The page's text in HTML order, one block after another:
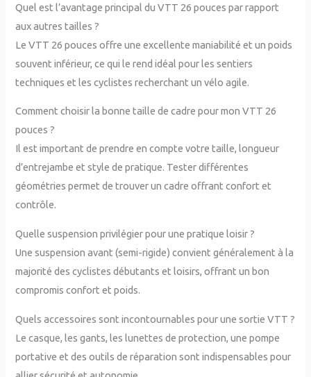
Quel est l’avantage principal du VTT 26 pouces par rapport
aux autres tailles ?
Le VTT 26 pouces offre une excellente maniabilité et un poids
souvent inférieur, ce qui le rend idéal pour les sentiers
techniques et les cyclistes recherchant un vélo agile.
Comment choisir la bonne taille de cadre pour mon VTT 26
pouces ?
Il est important de prendre en compte votre taille, longueur
d’entrejambe et style de pratique. Tester différentes
géométries permet de trouver un cadre offrant confort et
contrôle.
Quelle suspension privilégier pour une pratique loisir ?
Une suspension avant (semi-rigide) convient généralement à la
majorité des cyclistes débutants et loisirs, offrant un bon
compromis confort et poids.
Quels accessoires sont incontournables pour une sortie VTT ?
Le casque, les gants, les lunettes de protection, une pompe
portative et des outils de réparation sont indispensables pour